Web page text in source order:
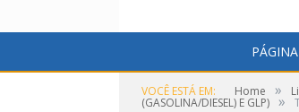
VOCÊ ESTÁ EM: Home »
(GASOLINA/DIESEL) E GLP) »